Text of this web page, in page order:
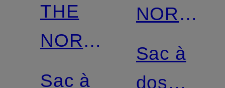
THE
NORTH
FACE
Sac à
NORTH
FACE
Sac à
dos